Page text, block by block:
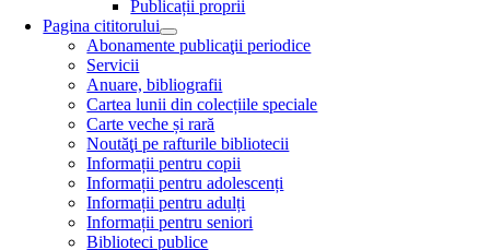
Publicații proprii
Pagina cititorului
Abonamente publicaţii periodice
Servicii
Anuare, bibliografii
Cartea lunii din colecțiile speciale
Carte veche și rară
Noutăţi pe rafturile bibliotecii
Informații pentru copii
Informații pentru adolescenți
Informații pentru adulți
Informații pentru seniori
Biblioteci publice